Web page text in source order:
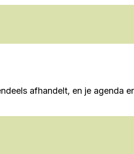
afhandelt, en je agenda